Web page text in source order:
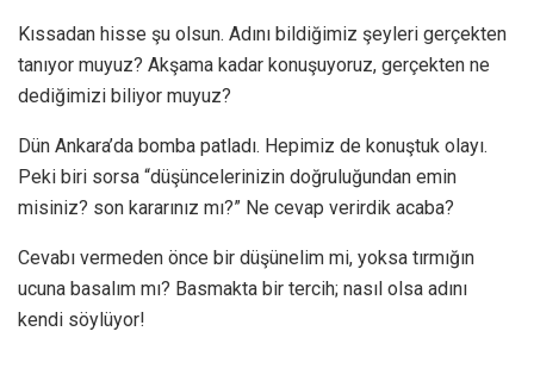
Kıssadan hisse şu olsun. Adını bildiğimiz şeyleri gerçekten
tanıyor muyuz? Akşama kadar konuşuyoruz, gerçekten ne
dediğimizi biliyor muyuz?
Dün Ankara’da bomba patladı. Hepimiz de konuştuk olayı.
Peki biri sorsa “düşüncelerinizin doğruluğundan emin
misiniz? son kararınız mı?” Ne cevap verirdik acaba?
Cevabı vermeden önce bir düşünelim mi, yoksa tırmığın
ucuna basalım mı? Basmakta bir tercih; nasıl olsa adını
kendi söylüyor!